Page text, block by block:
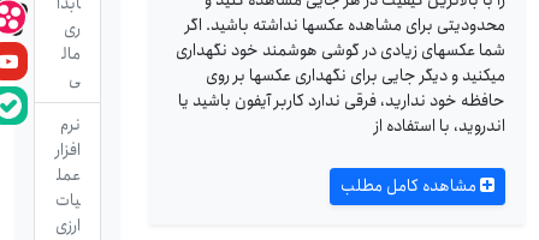
محدودیتی برای مشاهده عکس­ها نداشته باشید. اگر
شما عکس­های زیادی در گوشی هوشمند خود نگه­داری
می­کنید و دیگر جایی برای نگه­داری عکس­ها بر روی
حافظه خود ندارید، فرقی ندارد کاربر آیفون باشید یا
اندروید، با استفاده از
مشاهده کامل مطلب
ری
مال
ی
نرم
افزار
عمل
یات
ارزی